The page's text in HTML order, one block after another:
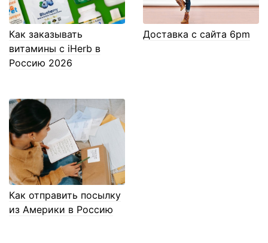
Как заказывать
витамины с iHerb в
Россию 2026
Доставка с сайта 6pm
Как отправить посылку
из Америки в Россию